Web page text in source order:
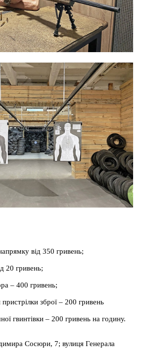
від 350 гривень;
20 гривень;
– 400 гривень;
зброї – 200 гривень
гвинтівки – 200 гривень на годину.
Сосюри, 7; вулиця Генерала